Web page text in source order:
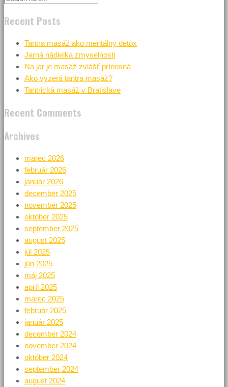
Recent Posts
Tantra masáž ako mentálny detox
Jarná nádielka zmyselnosti
Na jar je masáž zvlášť prínosná
Ako vyzerá tantra masáž?
Tantrická masáž v Bratislave
Recent Comments
Archives
marec 2026
február 2026
január 2026
december 2025
november 2025
október 2025
september 2025
august 2025
júl 2025
jún 2025
máj 2025
apríl 2025
marec 2025
február 2025
január 2025
december 2024
november 2024
október 2024
september 2024
august 2024